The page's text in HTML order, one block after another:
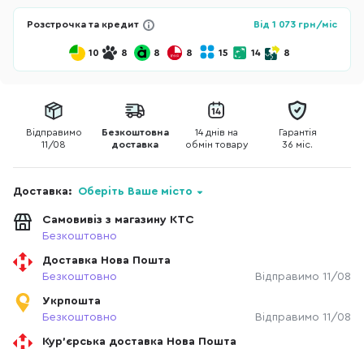
Розстрочка та кредит Від 1 073 грн/міс
10 8 8 8 15 14 8
Відправимо
11/08
Безкоштовна
доставка
14 днів на
обмін товару
Гарантія
36 міс.
Доставка: Оберіть Ваше місто
Самовивіз з магазину КТС
Безкоштовно
Доставка Нова Пошта
Безкоштовно
Відправимо 11/08
Укрпошта
Безкоштовно
Відправимо 11/08
Кур'єрська доставка Нова Пошта